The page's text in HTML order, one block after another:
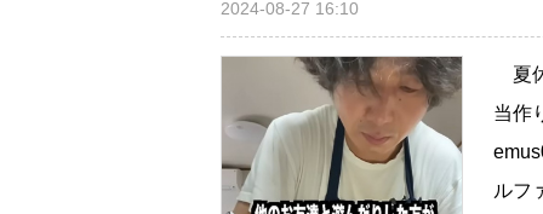
2024-08-27 16:10
夏
当作
ルフ